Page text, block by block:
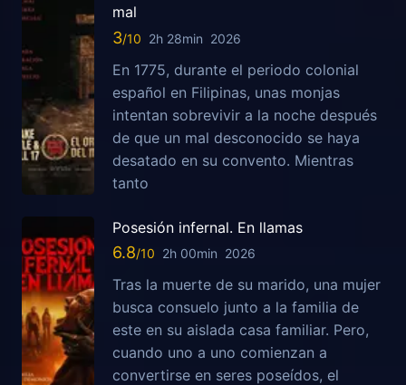
mal
3 2h 28min 2026
En 1775, durante el periodo colonial
español en Filipinas, unas monjas
intentan sobrevivir a la noche después
de que un mal desconocido se haya
desatado en su convento. Mientras
tanto
Posesión infernal. En llamas
6.8 2h 00min 2026
Tras la muerte de su marido, una mujer
busca consuelo junto a la familia de
este en su aislada casa familiar. Pero,
cuando uno a uno comienzan a
convertirse en seres poseídos, el